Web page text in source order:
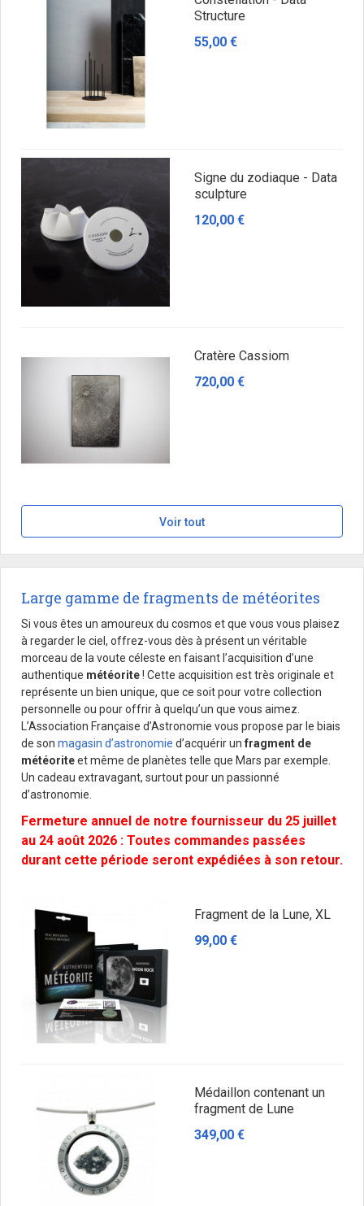
Structure
55,00 €
Signe du zodiaque - Data
sculpture
120,00 €
Cratère Cassiom
720,00 €
Voir tout
Large gamme de fragments de météorites
Si vous êtes un amoureux du cosmos et que vous vous plaisez
à regarder le ciel, offrez-vous dès à présent un véritable
morceau de la voute céleste en faisant l’acquisition d’une
authentique météorite! Cette acquisition est très originale et
représente un bien unique, que ce soit pour votre collection
personnelle ou pour offrir à quelqu’un que vous aimez.
L’Association Française d’Astronomie vous propose par le biais
de son magasin d’astronomie d’acquérir un fragment de
météoriteet même de planètes telle que Mars par exemple.
Un cadeau extravagant, surtout pour un passionné
d’astronomie.
Fermeture annuel de notre fournisseur du 25 juillet
au 24 août 2026 : Toutes commandes passées
durant cette période seront expédiées à son retour.
Fragment de la Lune, XL
99,00 €
Médaillon contenant un
fragment de Lune
349,00 €